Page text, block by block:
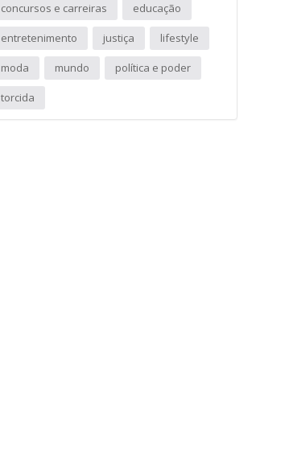
concursos e carreiras educação
entretenimento justiça lifestyle
moda mundo política e poder
torcida